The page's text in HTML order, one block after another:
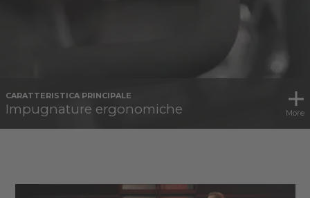
CARATTERISTICA PRINCIPALE
Impugnature ergonomiche More